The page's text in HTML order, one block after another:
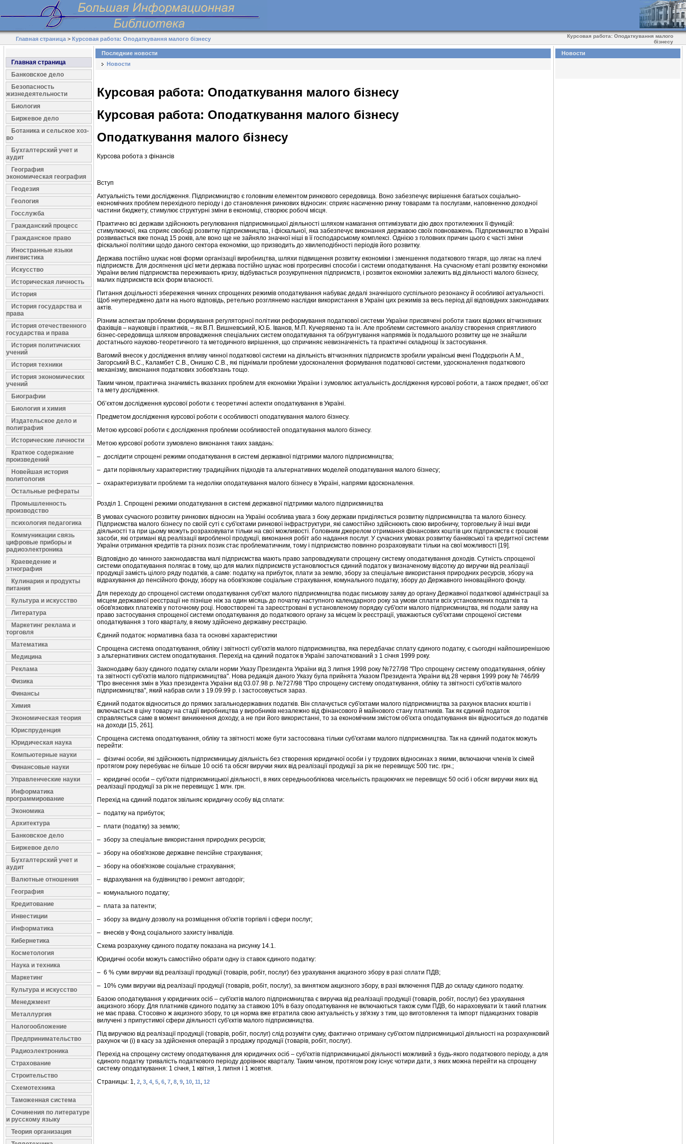
Главная страница >Курсовая работа: Оподаткування малого бізнесу
Курсовая работа: Оподаткування малого
бізнесу
Главная страница
Банковское дело
Безопасность
жизнедеятельности
Биология
Биржевое дело
Ботаника и сельское хоз-
во
Бухгалтерский учет и
аудит
География
экономическая география
Геодезия
Геология
Госслужба
Гражданский процесс
Гражданское право
Иностранные языки
лингвистика
Искусство
Историческая личность
История
История государства и
права
История отечественного
государства и права
История политичиских
учений
История техники
История экономических
учений
Биографии
Биология и химия
Издательское дело и
полиграфия
Исторические личности
Краткое содержание
произведений
Новейшая история
политология
Остальные рефераты
Промышленность
производство
психология педагогика
Коммуникации связь
цифровые приборы и
радиоэлектроника
Краеведение и
этнография
Кулинария и продукты
питания
Культура и искусство
Литература
Маркетинг реклама и
торговля
Математика
Медицина
Реклама
Физика
Финансы
Химия
Экономическая теория
Юриспруденция
Юридическая наука
Компьютерные науки
Финансовые науки
Управленческие науки
Информатика
программирование
Экономика
Архитектура
Банковское дело
Биржевое дело
Бухгалтерский учет и
аудит
Валютные отношения
География
Кредитование
Инвестиции
Информатика
Кибернетика
Косметология
Наука и техника
Маркетинг
Культура и искусство
Менеджмент
Металлургия
Налогообложение
Предпринимательство
Радиоэлектроника
Страхование
Строительство
Схемотехника
Таможенная система
Сочинения по литературе
и русскому языку
Теория организация
Последние новости
Новости
Курсовая работа: Оподаткування малого бізнесу
Курсовая работа: Оподаткування малого бізнесу
Оподаткування малого бізнесу
Курсова робота з фінансів
Вступ
Актуальність теми дослідження. Підприємництво є головним елементом ринкового середовища. Воно забезпечує вирішення багатьох соціально-
економічних проблем перехідного періоду і до становлення ринкових відносин: сприяє насиченню ринку товарами та послугами, наповненню доходної
частини бюджету, стимулює структурні зміни в економіці, створює робочі місця.
Практично всі держави здійснюють регулювання підприємницької діяльності шляхом намагання оптимізувати дію двох протилежних її функцій:
стимулюючої, яка сприяє свободі розвитку підприємництва, і фіскальної, яка забезпечує виконання державою своїх повноважень. Підприємництво в Україні
розвивається вже понад 15 років, але воно ще не зайняло значної ніші в її господарському комплексі. Однією з головних причин цього є часті зміни
фіскальної політики щодо даного сектора економіки, що призводить до хвилеподібності періодів його розвитку.
Держава постійно шукає нові форми організації виробництва, шляхи підвищення розвитку економіки і зменшення податкового тягаря, що лягає на плечі
підприємств. Для досягнення цієї мети держава постійно шукає нові прогресивні способи і системи оподаткування. На сучасному етапі розвитку економіки
України великі підприємства переживають кризу, відбувається розукрупнення підприємств, і розвиток економіки залежить від діяльності малого бізнесу,
малих підприємств всіх форм власності.
Питання доцільності збереження чинних спрощених режимів оподаткування набуває дедалі значнішого суспільного резонансу й особливої актуальності.
Щоб неупереджено дати на нього відповідь, ретельно розглянемо наслідки використання в Україні цих режимів за весь період дії відповідних законодавчих
актів.
Різним аспектам проблеми формування регуляторної політики реформування податкової системи України присвячені роботи таких відомих вітчизняних
фахівців – науковців і практиків, – як В.П. Вишневський, Ю.Б. Іванов, М.П. Кучерявенко та ін. Але проблеми системного аналізу створення сприятливого
бізнес-середовища шляхом впровадження спеціальних систем оподаткування та обґрунтування напрямків їх подальшого розвитку ще не знайшли
достатнього науково-теоретичного та методичного вирішення, що спричиняє невизначеність та практичні складнощі їх застосування.
Вагомий внесок у дослідження впливу чинної податкової системи на діяльність вітчизняних підприємств зробили українські вчені Поддєрьогін A.M.,
Загорський B.C., Каламбет С.В., Онишко С.В., які піднімали проблеми удосконалення формування податкової системи, удосконалення податкового
механізму, виконання податкових зобов'язань тощо.
Таким чином, практична значимість вказаних проблем для економіки України і зумовлює актуальність дослідження курсової роботи, а також предмет, об’єкт
та мету дослідження.
Об’єктом дослідження курсової роботи є теоретичні аспекти оподаткування в Україні.
Предметом дослідження курсової роботи є особливості оподаткування малого бізнесу.
Метою курсової роботи є дослідження проблеми особливостей оподаткування малого бізнесу.
Метою курсової роботи зумовлено виконання таких завдань:
– дослідити спрощені режими оподаткування в системі державної підтримки малого підприємництва;
– дати порівняльну характеристику традиційних підходів та альтернативних моделей оподаткування малого бізнесу;
– охарактеризувати проблеми та недоліки оподаткування малого бізнесу в Україні, напрями вдосконалення.
Розділ 1. Спрощені режими оподаткування в системі державної підтримки малого підприємництва
В умовах сучасного розвитку ринкових відносин на Україні особлива увага з боку держави приділяється розвитку підприємництва та малого бізнесу.
Підприємства малого бізнесу по своїй суті є суб'єктами ринкової інфраструктури, які самостійно здійснюють свою виробничу, торговельну й інші види
діяльності та при цьому можуть розраховувати тільки на свої можливості. Головним джерелом отримання фінансових коштів цих підприємств є грошові
засоби, які отримані від реалізації виробленої продукції, виконання робіт або надання послуг. У сучасних умовах розвитку банківської та кредитної системи
України отримання кредитів та різних позик стає проблематичним, тому і підприємство повинно розраховувати тільки на свої можливості [19].
Відповідно до чинного законодавства малі підприємства мають право запроваджувати спрощену систему оподаткування доходів. Сутність спрощеної
системи оподаткування полягає в тому, що для малих підприємств установлюється єдиний податок у визначеному відсотку до виручки від реалізації
продукції замість цілого ряду податків, а саме: податку на прибуток, плати за землю, збору за спеціальне використання природних ресурсів, збору на
відрахування до пенсійного фонду, збору на обов'язкове соціальне страхування, комунального податку, збору до Державного інноваційного фонду.
Для переходу до спрощеної системи оподаткування суб'єкт малого підприємництва подає письмову заяву до органу Державної податкової адміністрації за
місцем державної реєстрації не пізніше ніж за один місяць до початку наступного календарного року за умови сплати всіх установлених податків та
обов'язкових платежів у поточному році. Новостворені та зареєстровані в установленому порядку суб'єкти малого підприємництва, які подали заяву на
право застосування спрощеної системи оподаткування до податкового органу за місцем їх реєстрації, уважаються суб'єктами спрощеної системи
оподаткування з того кварталу, в якому здійснено державну реєстрацію.
Єдиний податок: нормативна база та основні характеристики
Спрощена система оподаткування, обліку і звітності суб'єктів малого підприємництва, яка передбачає сплату єдиного податку, є сьогодні найпоширенішою
з альтернативних систем оподаткування. Перехід на єдиний податок в Україні започаткований з 1 січня 1999 року.
Законодавчу базу єдиного податку склали норми Указу Президента України від 3 липня 1998 року №727/98 "Про спрощену систему оподаткування, обліку
та звітності суб'єктів малого підприємництва". Нова редакція даного Указу була прийнята Указом Президента України від 28 червня 1999 року № 746/99
"Про внесення змін в Указ президента України від 03.07.98 р. №727/98 "Про спрощену систему оподаткування, обліку та звітності суб'єктів малого
підприємництва", який набрав сили з 19.09.99 р. і застосовується зараз.
Єдиний податок відноситься до прямих загальнодержавних податків. Він сплачується суб'єктами малого підприємництва за рахунок власних коштів і
включається в ціну товару на стадії виробництва у виробників незалежно від фінансового й майнового стану платників. Так як єдиний податок
справляється саме в момент виникнення доходу, а не при його використанні, то за економічним змістом об'єкта оподаткування він відноситься до податків
на доходи [15, 261].
Спрощена система оподаткування, обліку та звітності може бути застосована тільки суб'єктами малого підприємництва. Так на єдиний податок можуть
перейти:
– фізичні особи, які здійснюють підприємницьку діяльність без створення юридичної особи і у трудових відносинах з якими, включаючи членів їх сімей
протягом року перебуває не більше 10 осіб та обсяг виручки яких від реалізації продукції за рік не перевищує 500 тис. грн.;
– юридичні особи – суб'єкти підприємницької діяльності, в яких середньооблікова чисельність працюючих не перевищує 50 осіб і обсяг виручки яких від
реалізації продукції за рік не перевищує 1 млн. грн.
Перехід на єдиний податок звільняє юридичну особу від сплати:
– податку на прибуток;
– плати (податку) за землю;
– збору за спеціальне використання природних ресурсів;
– збору на обов'язкове державне пенсійне страхування;
– збору на обов'язкове соціальне страхування;
– відрахування на будівництво і ремонт автодоріг;
– комунального податку;
– плата за патенти;
– збору за видачу дозволу на розміщення об'єктів торгівлі і сфери послуг;
– внесків у Фонд соціального захисту інвалідів.
Схема розрахунку єдиного податку показана на рисунку 14.1.
Юридичні особи можуть самостійно обрати одну із ставок єдиного податку:
– 6 % суми виручки від реалізації продукції (товарів, робіт, послуг) без урахування акцизного збору в разі сплати ПДВ;
– 10% суми виручки від реалізації продукції (товарів, робіт, послуг), за винятком акцизного збору, в разі включення ПДВ до складу єдиного податку.
Базою оподаткування у юридичних осіб – суб'єктів малого підприємництва є виручка від реалізації продукції (товарів, робіт, послуг) без урахування
акцизного збору. Для платників єдиного податку за ставкою 10% в базу оподаткування не включаються також суми ПДВ, бо нараховувати їх такий платник
не має права. Стосовно ж акцизного збору, то ця норма вже втратила свою актуальність у зв'язку з тим, що виготовлення та імпорт підакцизних товарів
вилучені з припустимої сфери діяльності суб'єктів малого підприємництва.
Під виручкою від реалізації продукції (товарів, робіт, послуг) слід розуміти суму, фактично отриману суб'єктом підприємницької діяльності на розрахунковий
рахунок чи (і) в касу за здійснення операцій з продажу продукції (товарів, робіт, послуг).
Перехід на спрощену систему оподаткування для юридичних осіб – суб'єктів підприємницької діяльності можливий з будь-якого податкового періоду, а для
єдиного податку тривалість податкового періоду дорівнює кварталу. Таким чином, протягом року існує чотири дати, з яких можна перейти на спрощену
систему оподаткування: 1 січня, 1 квітня, 1 липня і 1 жовтня.
Страницы: 1, 2, 3, 4, 5, 6, 7, 8, 9, 10, 11 , 12
Новости